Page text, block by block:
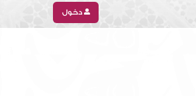
دخول